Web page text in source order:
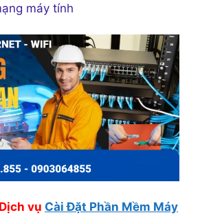
máy tính
Dịch vụ Cài Đặt Phần Mềm Máy